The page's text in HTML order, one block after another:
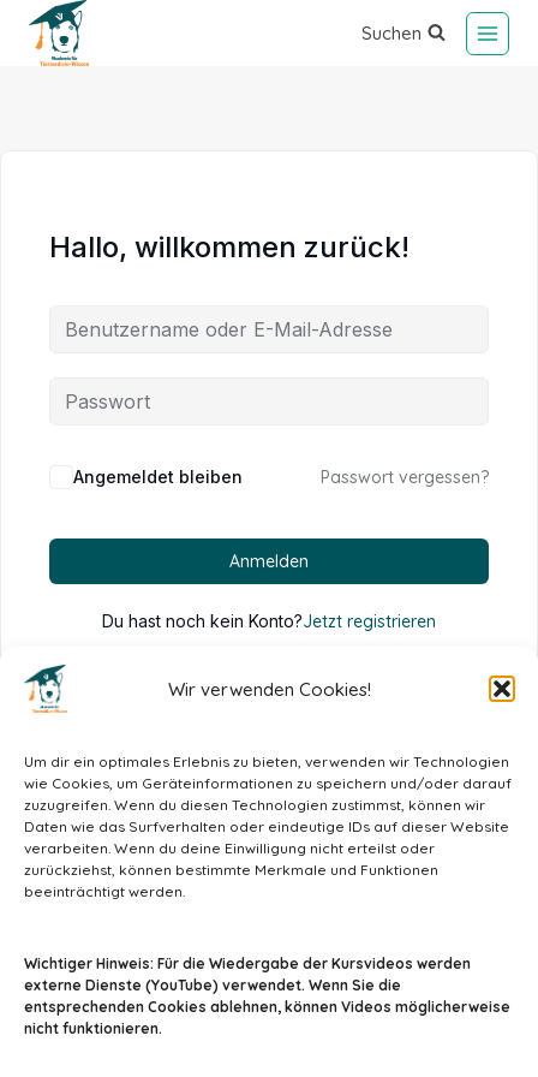
Wir verwenden Cookies!
Um dir ein optimales Erlebnis zu bieten, verwenden wir Technologien
wie Cookies, um Geräteinformationen zu speichern und/oder darauf
zuzugreifen. Wenn du diesen Technologien zustimmst, können wir
Daten wie das Surfverhalten oder eindeutige IDs auf dieser Website
verarbeiten. Wenn du deine Einwilligung nicht erteilst oder
zurückziehst, können bestimmte Merkmale und Funktionen
beeinträchtigt werden.
Wichtiger Hinweis: Für die Wiedergabe der Kursvideos werden
externe Dienste (YouTube) verwendet. Wenn Sie die
entsprechenden Cookies ablehnen, können Videos möglicherweise
nicht funktionieren.
Suchen
Hallo, willkommen zurück!
Alternative:
Angemeldet bleiben Passwort vergessen?
Anmelden
Du hast noch kein Konto?Jetzt registrieren
info@tiermedizin-wissen.de